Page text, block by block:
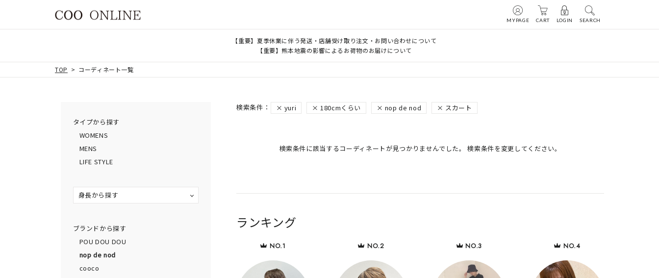
MYPAGE CART LOGIN SEARCH
【重要】夏季休業に伴う発送・店舗受け取り注文・お問い合わせについて
【重要】熊本地震の影響によるお荷物のお届けについて
TOP コーディネート一覧
タイプから探す
WOMENS
MENS
LIFE STYLE
身長から探す
ブランドから探す
POU DOU DOU
nop de nod
cooco
yuri 180cmくらい nop de nod スカート
検索条件に該当するコーディネートが見つかりませんでした。 検索条件を変更してください。
ランキング